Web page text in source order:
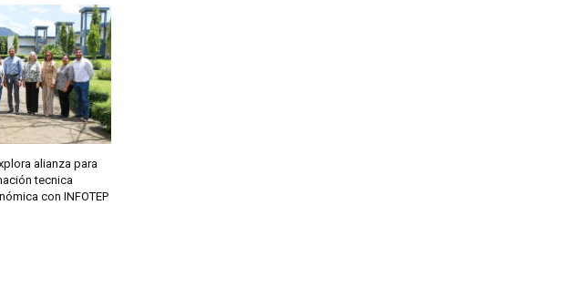
alianza para
tecnica
con INFOTEP